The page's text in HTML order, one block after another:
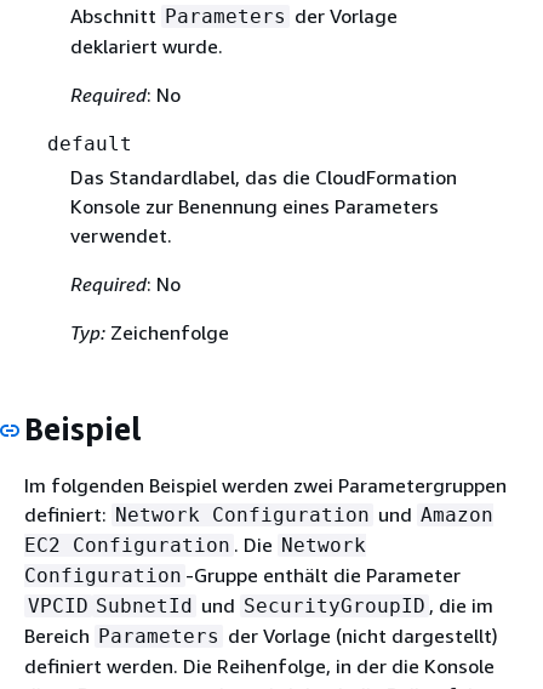
Abschnitt Parameters der Vorlage
deklariert wurde.
Required: No
default
Das Standardlabel, das die CloudFormation
Konsole zur Benennung eines Parameters
verwendet.
Required: No
Typ:Zeichenfolge
Beispiel
Im folgenden Beispiel werden zwei Parametergruppen
definiert: Network Configuration und Amazon
EC2 Configuration . Die Network
Configuration -Gruppe enthält die Parameter
VPCID SubnetId und SecurityGroupID , die im
Bereich Parameters der Vorlage (nicht dargestellt)
definiert werden. Die Reihenfolge, in der die Konsole